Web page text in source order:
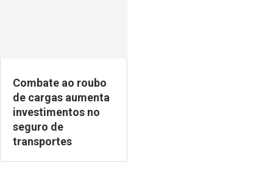
Combate ao roubo
de cargas aumenta
investimentos no
seguro de
transportes